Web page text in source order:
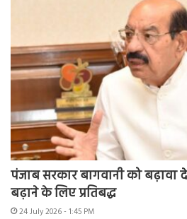
पंजाब सरकार बागवानी को
बढ़ाने के लिए प्रतिबद्ध
24 July 2026 - 1:45 PM